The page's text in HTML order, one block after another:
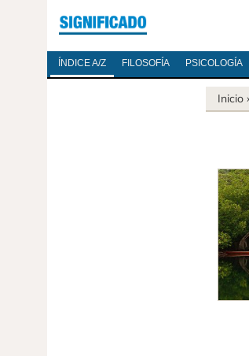
ÍNDICE A/Z FILOSOFÍA PSICOLOGÍA
Inicio